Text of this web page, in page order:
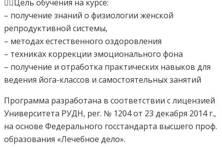
☝🏻Цель обучения на курсе:
– получение знаний о физиологии женской
репродуктивной системы,
– методах естественного оздоровления
– техниках коррекции эмоционального фона
– получение и отработка практических навыков для
ведения йога-классов и самостоятельных занятий
Программа разработана в соответствии с лицензией
Университета РУДН, рег. № 1204 от 23 декабря 2014 г.,
на основе Федерального госстандарта высшего проф.
образования «Лечебное дело».